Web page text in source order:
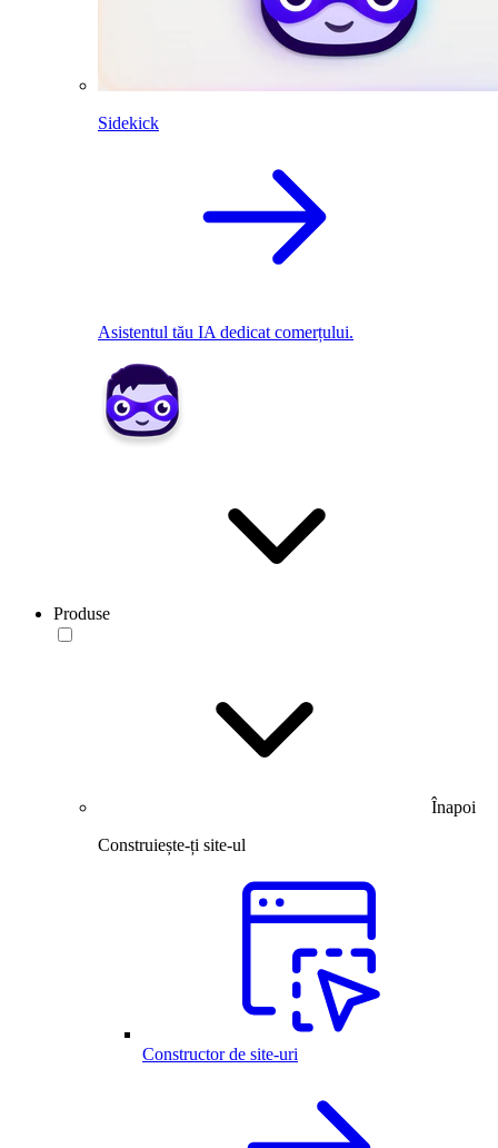
Sidekick
Asistentul tău IA dedicat comerțului.
Produse
Înapoi
Construiește-ți site-ul
Constructor de site-uri